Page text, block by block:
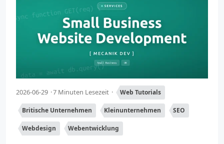
2026-06-29 7 Minuten Lesezeit Web Tutorials
Britische Unternehmen Kleinunternehmen SEO
Webdesign Webentwicklung